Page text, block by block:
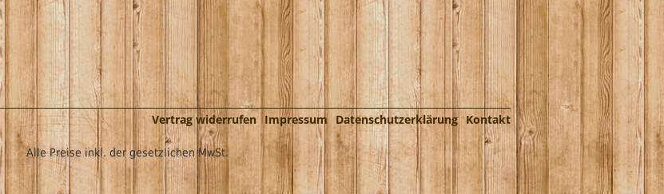
Vertrag widerrufen Impressum Datenschutzerklärung Kontakt
Alle Preise inkl. der gesetzlichen MwSt.